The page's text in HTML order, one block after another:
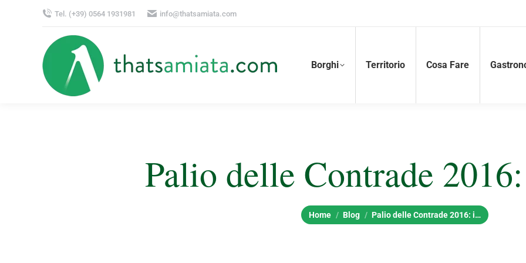
Tel. (+39) 0564 1931981 info@thatsamiata.com
Borghi Territorio Cosa Fare
Palio delle Contrade
Home Blog Palio delle Contrade 2016: i…